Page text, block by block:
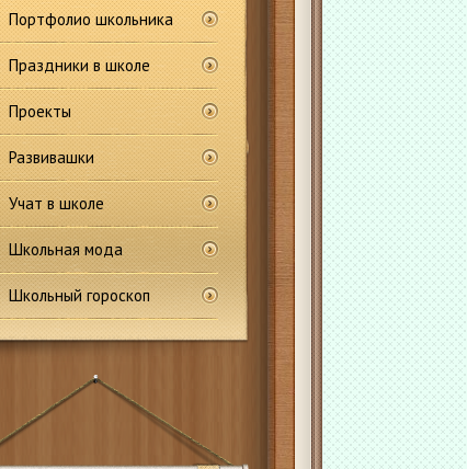
Портфолио школьника
Праздники в школе
Проекты
Развивашки
Учат в школе
Школьная мода
Школьный гороскоп